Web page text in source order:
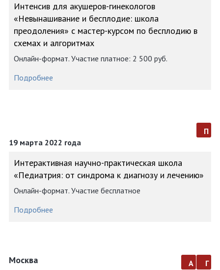
Интенсив для акушеров-гинекологов
«Невынашивание и бесплодие: школа
преодоления» с мастер-курсом по бесплодию в
схемах и алгоритмах
Онлайн-формат. Участие платное: 2 500 руб.
Подробнее
19 марта 2022 года
п
Интерактивная научно-практическая школа
«Педиатрия: от синдрома к диагнозу и лечению»
Онлайн-формат. Участие бесплатное
Подробнее
Москва а г